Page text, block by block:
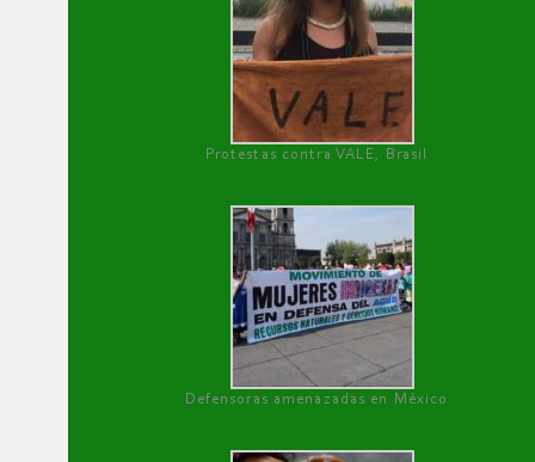
Protestas contra VALE, Brasil
Defensoras amenazadas en México